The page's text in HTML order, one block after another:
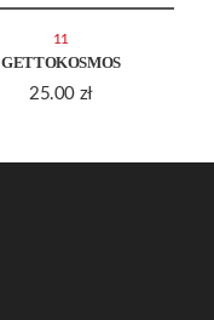
GETTOKOSMOS
25.00 zł
11